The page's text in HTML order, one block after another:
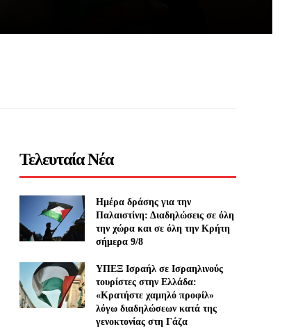
Τελευταία Νέα
Ημέρα δράσης για την
Παλαιστίνη: Διαδηλώσεις σε όλη
την χώρα και σε όλη την Κρήτη
σήμερα 9/8
ΥΠΕΞ Ισραήλ σε Ισραηλινούς
τουρίστες στην Ελλάδα:
«Κρατήστε χαμηλό προφίλ»
λόγω διαδηλώσεων κατά της
γενοκτονίας στη Γάζα